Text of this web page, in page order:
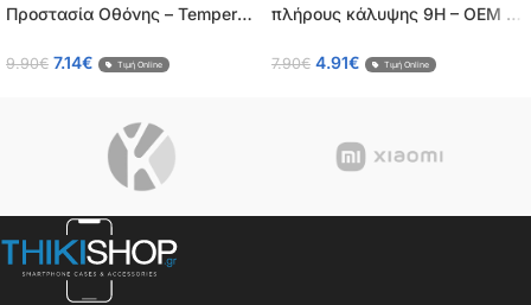
Προστασία Οθόνης – Tempered
0.26mm
9.90€ 7.14€ Τιμή Online
πλήρους κάλυψης 9H – OEM –
7.90€ 4.91€ Τιμή Online